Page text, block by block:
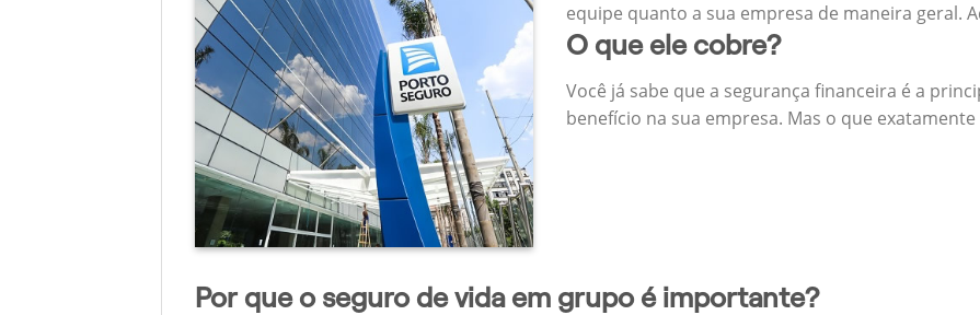
equipe quanto a sua empresa de maneira geral.
O que ele cobre?
Você já sabe que a segurança financeira é a
benefício na sua empresa. Mas o que exatamente
Por que o seguro de vida em grupo é importante?